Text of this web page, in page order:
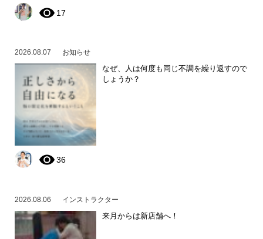
17
2026.08.07 お知らせ
なぜ、人は何度も同じ不調を繰り返すので
しょうか？
36
2026.08.06 インストラクター
来月からは新店舗へ！